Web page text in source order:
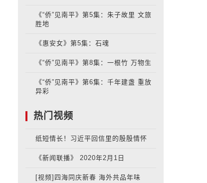
《“侨”见南平》第5集：朱子故里 文旅
胜地
《惠安女》第5集：石魂
《“侨”见南平》第8集：一根竹 万物生
《“侨”见南平》第6集：千年建盏 重放
异彩
热门视频
纸短情长！习近平回信里的殷殷情怀
《新闻联播》 2020年2月1日
[视频]四海同庆新春 海外共品年味